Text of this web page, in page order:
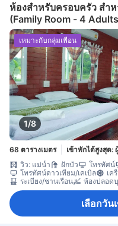
ห้องสำหรับครอบครัว สำ
(Family Room - 4
1/8
เหมาะกับกลุ่มเพื่อน
68 ตารางเมตร เข้าพักได้สูงสุด:
วิว: แม่น้ำ
ฝักบัว โทรทัศน์
โทรทัศน์ดาวเทียม/เคเบิล
เค
ระเบียง/ชานเรือน
ห้องปลอด
เลือกวัน